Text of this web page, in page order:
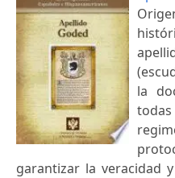
la
garantizar la veracidad